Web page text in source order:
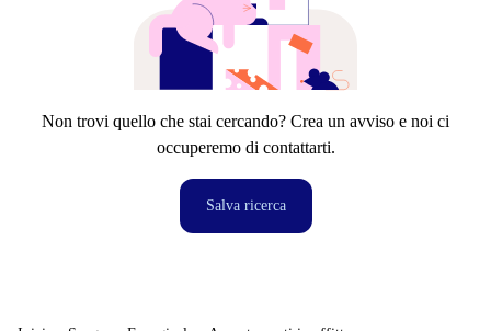
Non trovi quello che stai cercando? Crea un avviso e noi ci
occuperemo di contattarti.
Salva ricerca